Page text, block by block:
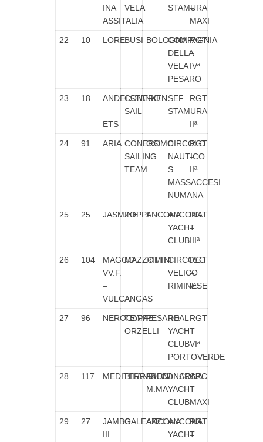
INA
ASSITALIA
VELA
STAMURA
–
MAXI
22 10 LOREBUSI BOLOGNACOMPAGNIA
DELLA
VELA
PESARO
RGT
–
IVª
23 18
ANDELSTANKEN
–
ETS
CONERO
SAIL
SEF
STAMURA
RGT
–
IIª
24 91 ARIA CONERO
SAILING
TEAM
OSIMOCIRCOLO
NAUTICO
S.
MASSACCESI
NUMANA
RGT
–
IIª
25 25 JASMINEZOPPIANCONAANCONA
YACHT
CLUB
RGT
–
IIIª
26 104
MAGOO
VV.F.
–
VULCANGAS
MAZZOTTI
RIMINICIRCOLO
VELICO
RIMINESE
RGT
–
Vª
27 96 NEROCAFFE’
TEAM
ORZELLI
PESARO
REAL
YACHT
CLUB
PORTOVERDE
RGT
–
VIª
28 117 MEDITERRANEO
BILANCIONI
FALCONARA
M.MA
ANCONA
YACHT
CLUB
CRC
–
MAXI
29 27
JAMBO
III
GALEAZZIANCONAANCONA
YACHT
RGT
–